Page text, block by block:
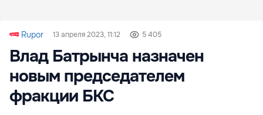
Rupor 13 апреля 2023, 11:12 5 405
Влад Батрынча назначен
новым председателем
фракции БКС